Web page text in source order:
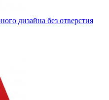
дизайна без отверстия